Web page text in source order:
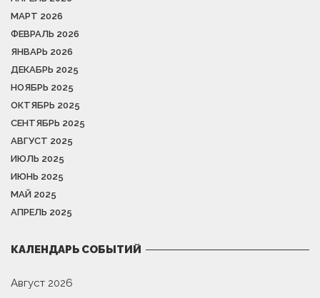
МАРТ 2026
ФЕВРАЛЬ 2026
ЯНВАРЬ 2026
ДЕКАБРЬ 2025
НОЯБРЬ 2025
ОКТЯБРЬ 2025
СЕНТЯБРЬ 2025
АВГУСТ 2025
ИЮЛЬ 2025
ИЮНЬ 2025
МАЙ 2025
АПРЕЛЬ 2025
КАЛЕНДАРЬ СОБЫТИЙ
Август 2026